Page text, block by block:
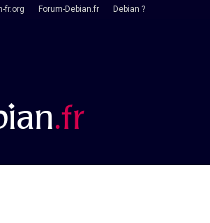
fr.org Forum-Debian.fr Debian ?